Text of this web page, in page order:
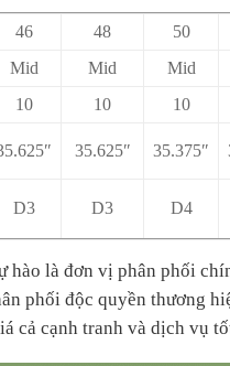
46 48 50
Mid Mid Mid
10 10 10
35.625″ 35.375″
D3 D3 D4
hào là đơn vị phân phối
phối độc quyền thương
cả cạnh tranh và dịch vụ